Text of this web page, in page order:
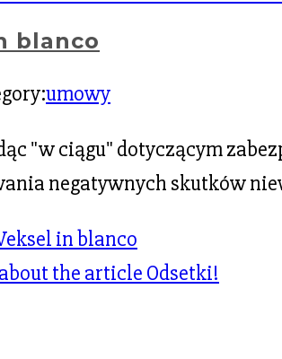
blanco
umowy
"w ciągu" dotyczącym
negatywnych skutków
in blanco